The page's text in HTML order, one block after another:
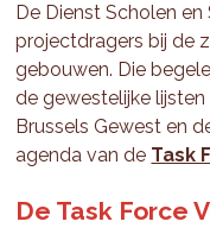
De Dienst Scholen
projectdragers bij de
gebouwen. Die
de gewestelijke
Brussels Gewest en
agenda van de Task
De Task Force